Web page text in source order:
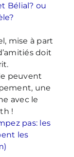
Bélial? ou
mise à part
doit
peuvent
une
avec le
!
pas: les
les